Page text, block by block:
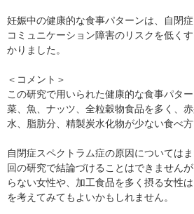
妊娠中の健康的な食事パターンは、自閉
コミュニケーション障害のリスクを低く
かりました。
＜コメント＞
この研究で用いられた健康的な食事パタ
菜、魚、ナッツ、全粒穀物食品を多く、
水、脂肪分、精製炭水化物が少ない食べ方
自閉症スペクトラム症の原因については
回の研究で結論づけることはできません
らない女性や、加工食品を多く摂る女性
を考えてみてもよいかもしれません。